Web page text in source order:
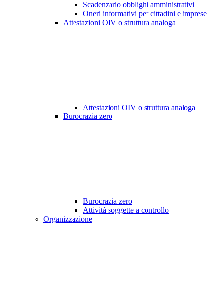
Scadenzario obblighi amministrativi
Oneri informativi per cittadini e imprese
Attestazioni OIV o struttura analoga
Attestazioni OIV o struttura analoga
Burocrazia zero
Burocrazia zero
Attività soggette a controllo
Organizzazione